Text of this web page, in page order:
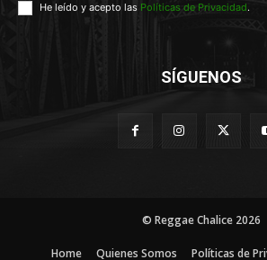
He leído y acepto las Políticas de Privacidad.
SÍGUENOS
© Reggae Chalice 2026
Home Quienes Somos Políticas de